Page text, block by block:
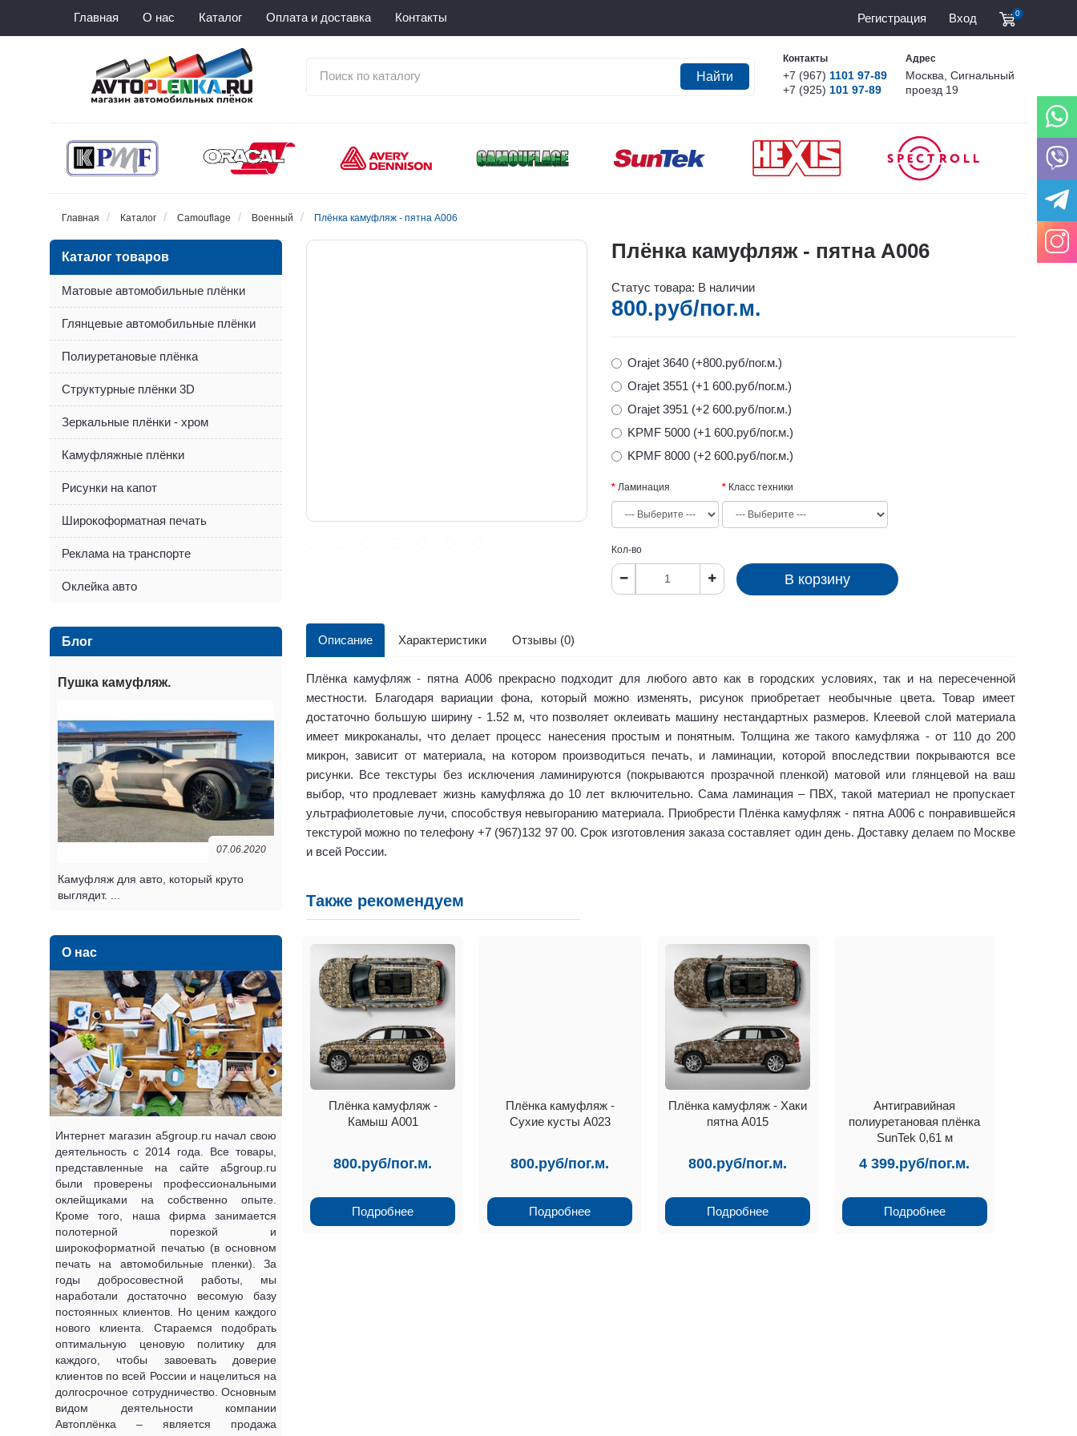
Главная О нас Каталог Оплата и доставка Контакты Регистрация Вход 0
Найти
Контакты
+7 (967) 1101 97-89
+7 (925) 101 97-89
Адрес
Москва, Сигнальный
проезд 19
Главная Каталог Camouflage Военный Плёнка камуфляж - пятна А006
Каталог товаров
Матовые автомобильные плёнки
Глянцевые автомобильные плёнки
Полиуретановые плёнка
Структурные плёнки 3D
Зеркальные плёнки - хром
Камуфляжные плёнки
Рисунки на капот
Широкоформатная печать
Реклама на транспорте
Оклейка авто
Блог
Пушка камуфляж.
07.06.2020
Камуфляж для авто, который круто
выглядит. ...
О нас
Интернет магазин a5group.ru начал свою
деятельность с 2014 года. Все товары,
представленные на сайте a5group.ru
были проверены профессиональными
оклейщиками на собственно опыте.
Кроме того, наша фирма занимается
полотерной порезкой и
широкоформатной печатью (в основном
печать на автомобильные пленки). За
годы добросовестной работы, мы
наработали достаточно весомую базу
постоянных клиентов. Но ценим каждого
нового клиента. Стараемся подобрать
оптимальную ценовую политику для
каждого, чтобы завоевать доверие
клиентов по всей России и нацелиться на
долгосрочное сотрудничество. Основным
видом деятельности компании
Автоплёнка – является продажа
Плёнка камуфляж - пятна А006
Статус товара: В наличии
800.руб/пог.м.
Orajet 3640 (+800.руб/пог.м.)
Orajet 3551 (+1 600.руб/пог.м.)
Orajet 3951 (+2 600.руб/пог.м.)
KPMF 5000 (+1 600.руб/пог.м.)
KPMF 8000 (+2 600.руб/пог.м.)
Ламинация Класс техники
Кол-во
В корзину
Описание Характеристики Отзывы (0)
Плёнка камуфляж - пятна А006 прекрасно подходит для любого авто как в городских условиях, так и на пересеченной
местности. Благодаря вариации фона, который можно изменять, рисунок приобретает необычные цвета. Товар имеет
достаточно большую ширину - 1.52 м, что позволяет оклеивать машину нестандартных размеров. Клеевой слой материала
имеет микроканалы, что делает процесс нанесения простым и понятным. Толщина же такого камуфляжа - от 110 до 200
микрон, зависит от материала, на котором производиться печать, и ламинации, которой впоследствии покрываются все
рисунки. Все текстуры без исключения ламинируются (покрываются прозрачной пленкой) матовой или глянцевой на ваш
выбор, что продлевает жизнь камуфляжа до 10 лет включительно. Сама ламинация – ПВХ, такой материал не пропускает
ультрафиолетовые лучи, способствуя невыгоранию материала. Приобрести Плёнка камуфляж - пятна А006 с понравившейся
текстурой можно по телефону +7 (967)132 97 00. Срок изготовления заказа составляет один день. Доставку делаем по Москве
и всей России.
Также рекомендуем
Плёнка камуфляж -
Камыш А001
800.руб/пог.м.
Подробнее
Плёнка камуфляж -
Сухие кусты А023
800.руб/пог.м.
Подробнее
Плёнка камуфляж - Хаки
пятна А015
800.руб/пог.м.
Подробнее
Антигравийная
полиуретановая плёнка
SunTek 0,61 м
4 399.руб/пог.м.
Подробнее